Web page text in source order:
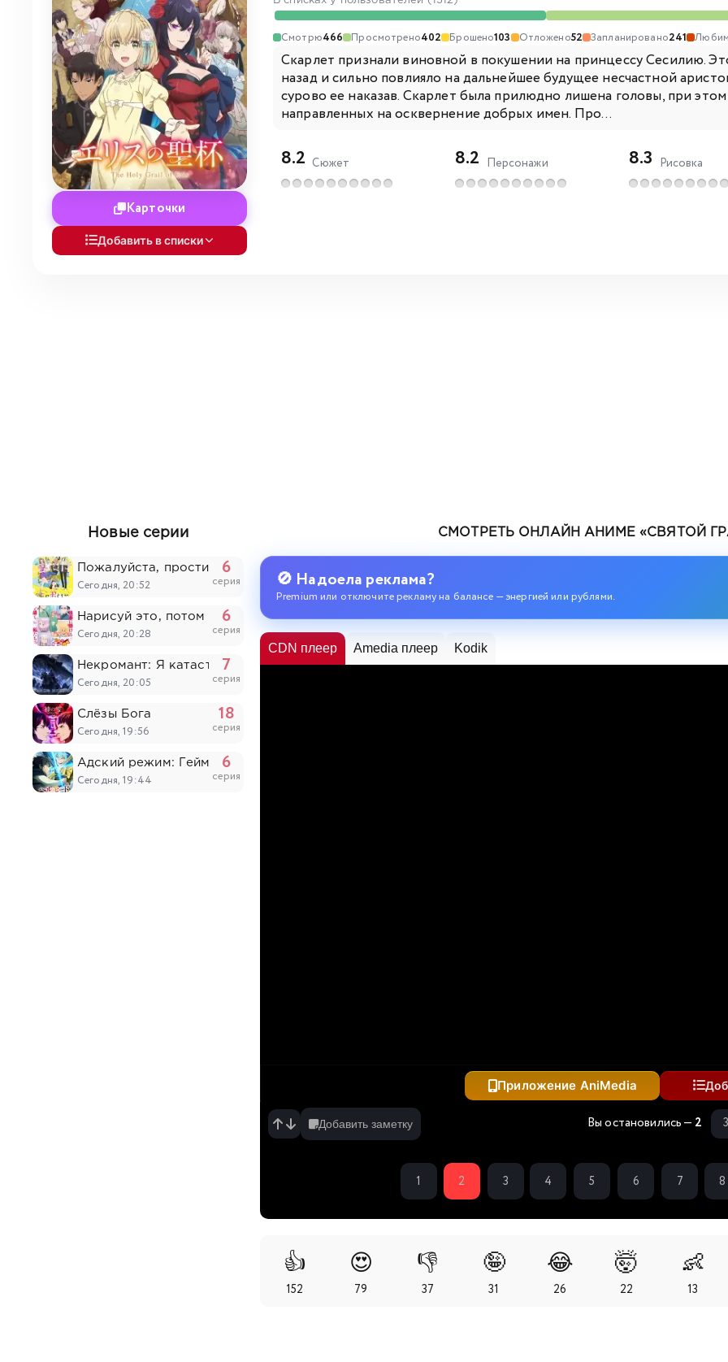
Карточки
Добавить в списки
Смотрю466 Просмотрено402 Брошено103 Отложено52 Запланировано241
Скарлет признали виновной в покушении на принцессу Сесилию.
назад и сильно повлияло на дальнейшее будущее несчастной
сурово ее наказав. Скарлет была прилюдно лишена головы, при
направленных на осквернение добрых имен. Про...
8.2 Сюжет 8.2 Персонажи 8.3 Рисовка
СМОТРЕТЬ ОНЛАЙН АНИМЕ «СВЯТОЙ
🚫 Надоела реклама?
Premium или отключите рекламу на балансе — энергией или рублями.
CDN плеер Amedia плеер Kodik
Приложение AniMedia
Добавить заметку Вы остановились — 2
1 2 3 4 5 6 7 8
👍
152
😍
79
👎
37
🤪
31
😂
26
🤯
22
👶
13
Новые серии
Пожалуйста, простите моих младших братьев
Сегодня, 20:52
6
серия
Нарисуй это, потом умри
Сегодня, 20:28
6
серия
Некромант: Я катастрофа
Сегодня, 20:05
7
серия
Слёзы Бога
Сегодня, 19:56
18
серия
Адский режим: Геймер, который любит спидран, становится бесподобным в параллельном мире с
Сегодня, 19:44
6
серия